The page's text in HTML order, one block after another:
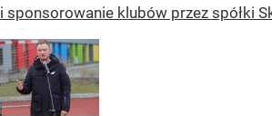
i sponsorowanie klubów przez spółki